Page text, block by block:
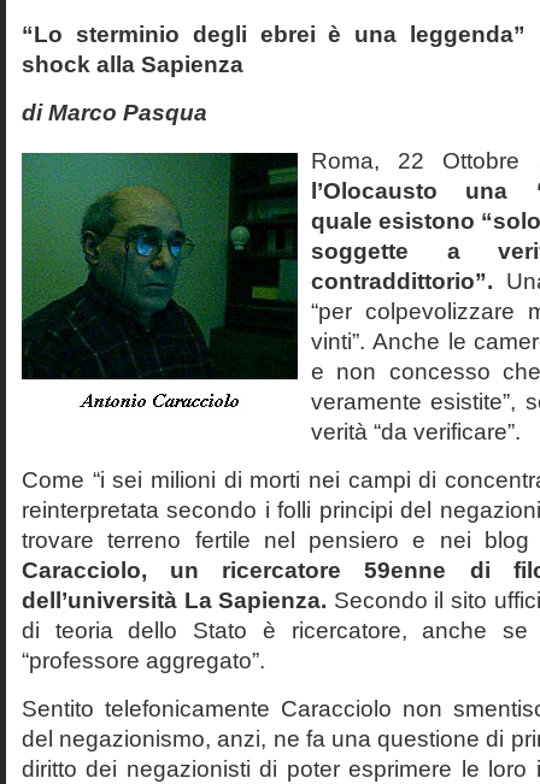
“Lo sterminio degli ebrei è una leggenda”
shock alla Sapienza
di Marco Pasqua
Roma, 22
l’Olocausto una
quale esistono
soggette a
contraddittorio”.
“per colpevolizzare
vinti”. Anche le
e non concesso
veramente esistite”,
verità “da verificare”.
Come “i sei milioni di morti nei campi di
reinterpretata secondo i folli principi del
trovare terreno fertile nel pensiero e nei
Caracciolo, un ricercatore 59enne di
dell’università La Sapienza. Secondo il sito
di teoria dello Stato è ricercatore, anche
“professore aggregato”.
Sentito telefonicamente Caracciolo non
del negazionismo, anzi, ne fa una questione di
diritto dei negazionisti di poter esprimere le loro